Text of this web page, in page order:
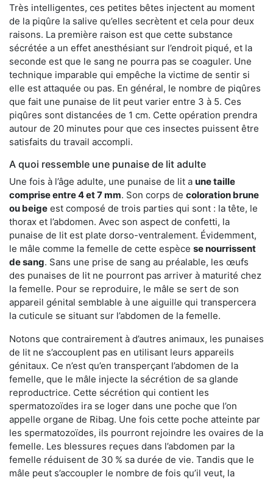
Très intelligentes, ces petites bêtes injectent au moment
de la piqûre la salive qu’elles secrètent et cela pour deux
raisons. La première raison est que cette substance
sécrétée a un effet anesthésiant sur l’endroit piqué, et la
seconde est que le sang ne pourra pas se coaguler. Une
technique imparable qui empêche la victime de sentir si
elle est attaquée ou pas. En général, le nombre de piqûres
que fait une punaise de lit peut varier entre 3 à 5. Ces
piqûres sont distancées de 1 cm. Cette opération prendra
autour de 20 minutes pour que ces insectes puissent être
satisfaits du travail accompli.
A quoi ressemble une punaise de lit adulte
Une fois à l’âge adulte, une punaise de lit a une taille
comprise entre 4 et 7 mm. Son corps de coloration brune
ou beige est composé de trois parties qui sont : la tête, le
thorax et l’abdomen. Avec son aspect de confetti, la
punaise de lit est plate dorso-ventralement. Évidemment,
le mâle comme la femelle de cette espèce se nourrissent
de sang. Sans une prise de sang au préalable, les œufs
des punaises de lit ne pourront pas arriver à maturité chez
la femelle. Pour se reproduire, le mâle se sert de son
appareil génital semblable à une aiguille qui transpercera
la cuticule se situant sur l’abdomen de la femelle.
Notons que contrairement à d’autres animaux, les punaises
de lit ne s’accouplent pas en utilisant leurs appareils
génitaux. Ce n’est qu’en transperçant l’abdomen de la
femelle, que le mâle injecte la sécrétion de sa glande
reproductrice. Cette sécrétion qui contient les
spermatozoïdes ira se loger dans une poche que l’on
appelle organe de Ribag. Une fois cette poche atteinte par
les spermatozoïdes, ils pourront rejoindre les ovaires de la
femelle. Les blessures reçues dans l’abdomen par la
femelle réduisent de 30 % sa durée de vie. Tandis que le
mâle peut s’accoupler le nombre de fois qu’il veut, la